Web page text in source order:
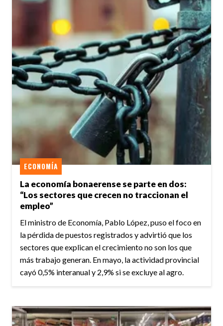
La economía bonaerense se parte en dos:
“Los sectores que crecen no traccionan el
empleo”
ECONOMÍA
El ministro de Economía, Pablo López, puso el foco en
la pérdida de puestos registrados y advirtió que los
sectores que explican el crecimiento no son los que
más trabajo generan. En mayo, la actividad provincial
cayó 0,5% interanual y 2,9% si se excluye al agro.